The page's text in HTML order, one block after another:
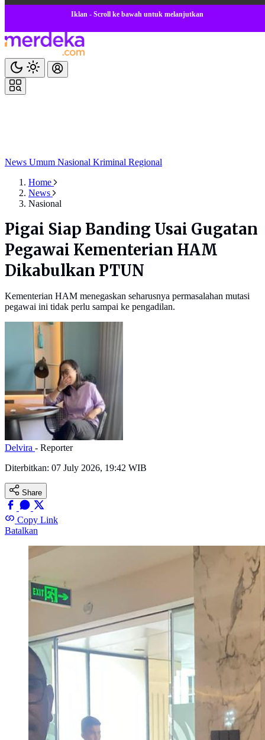
Iklan - Scroll ke bawah untuk melanjutkan
News Umum Nasional Kriminal Regional
Home
News
Nasional
Pigai Siap Banding Usai Gugatan
Pegawai Kementerian HAM
Dikabulkan PTUN
Kementerian HAM menegaskan seharusnya permasalahan mutasi
pegawai ini tidak perlu sampai ke pengadilan.
Delvira - Reporter
Diterbitkan: 07 July 2026, 19:42 WIB
Share
Copy Link
Batalkan